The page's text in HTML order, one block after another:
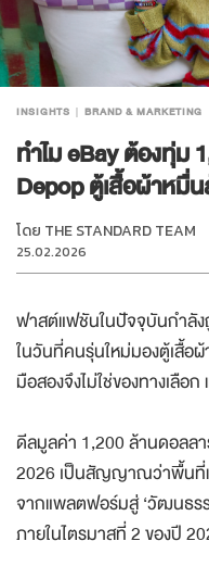
INSIGHTS BRAND & MARKETING
ทำไม eBay ต้องทุ่ม
Depop ตู้เสื้อผ้าหมื่
โดย THE STANDARD TEAM
25.02.2026
ฟาสต์แฟชันในปัจจุบันกำลัง
ในวันที่คนรุ่นใหม่มองตู้เสื้อผ้
มือสองจึงไม่ใช่ของทางเลือ
ดีลมูลค่า 1,200 ล้านดอลล
2026 เป็นสัญญาณว่าพื้นที่แ
จากแพลตฟอร์มสู่ ‘วัฒนธร
ภายในไตรมาสที่ 2 ของปี